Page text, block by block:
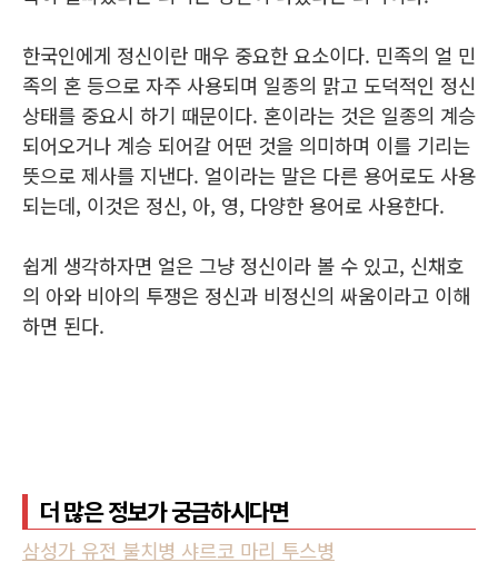
한국인에게 정신이란 매우 중요한 요소이다. 민족의 얼 민
족의 혼 등으로 자주 사용되며 일종의 맑고 도덕적인 정신
상태를 중요시 하기 때문이다. 혼이라는 것은 일종의 계승
되어오거나 계승 되어갈 어떤 것을 의미하며 이를 기리는
뜻으로 제사를 지낸다. 얼이라는 말은 다른 용어로도 사용
되는데, 이것은 정신, 아, 영, 다양한 용어로 사용한다.
쉽게 생각하자면 얼은 그냥 정신이라 볼 수 있고, 신채호
의 아와 비아의 투쟁은 정신과 비정신의 싸움이라고 이해
하면 된다.
더 많은 정보가 궁금하시다면
삼성가 유전 불치병 샤르코 마리 투스병